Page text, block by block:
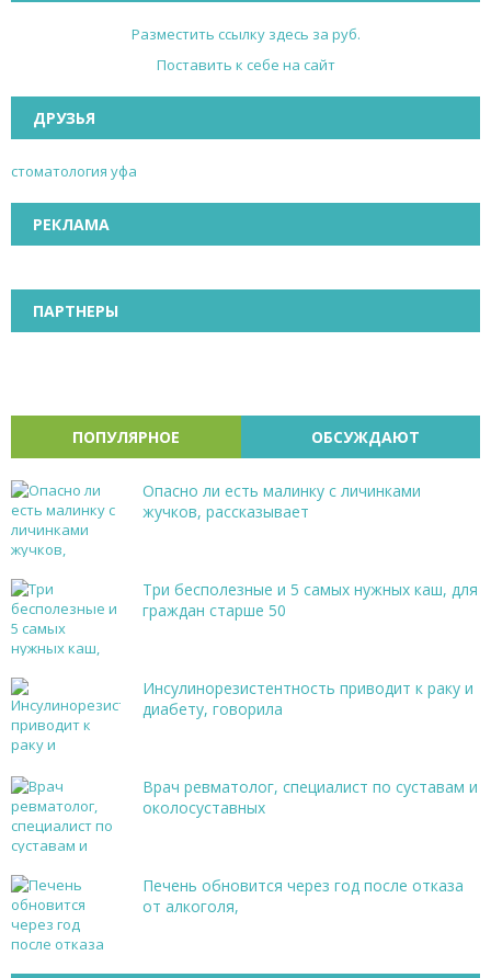
Разместить ссылку здесь за руб.
Поставить к себе на сайт
ДРУЗЬЯ
стоматология уфа
РЕКЛАМА
ПАРТНЕРЫ
ПОПУЛЯРНОЕ ОБСУЖДАЮТ
Опасно ли есть малинку с личинками
жучков, рассказывает
Три бесполезные и 5 самых нужных каш, для
граждан старше 50
Инсулинорезистентность приводит к раку и
диабету, говорила
Врач ревматолог, специалист по суставам и
околосуставных
Печень обновится через год после отказа
от алкоголя,